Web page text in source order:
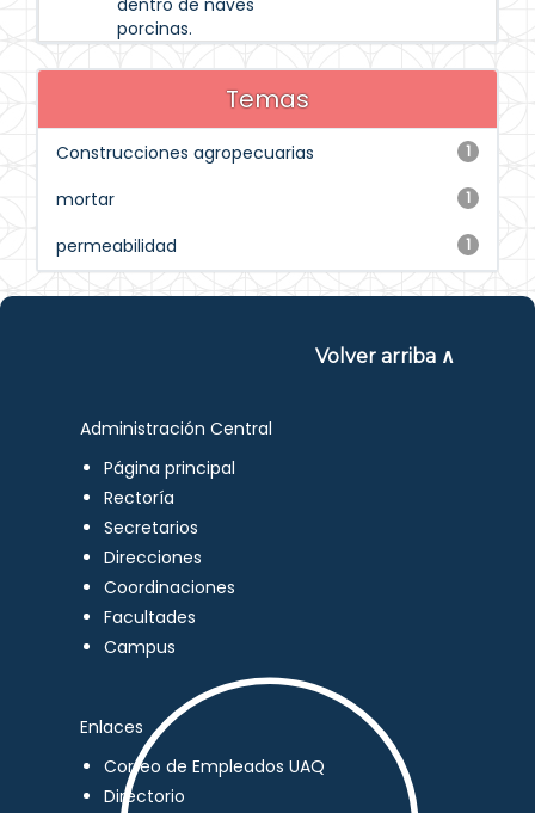
dentro de naves
porcinas.
Temas
1
Construcciones agropecuarias
1
mortar
1
permeabilidad
Volver arriba ∧
Administración Central
Página principal
Rectoría
Secretarios
Direcciones
Coordinaciones
Facultades
Campus
Enlaces
Correo de Empleados UAQ
Directorio